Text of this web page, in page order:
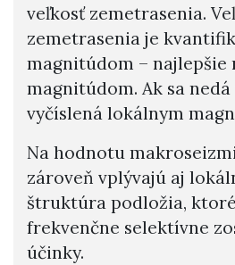
veľkosť zemetrasenia.
zemetrasenia je
magnitúdom – najlepšie
magnitúdom. Ak sa
vyčíslená lokálnym
Na hodnotu
zároveň vplývajú aj
štruktúra podložia,
frekvenčne selektívne
účinky.